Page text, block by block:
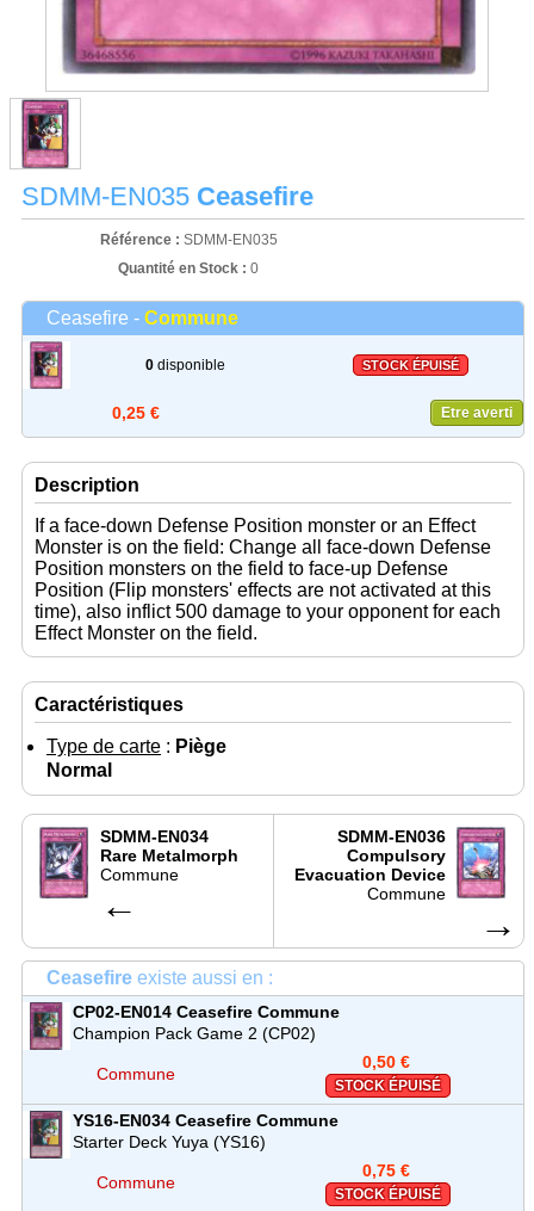
SDMM-EN035 Ceasefire
Référence : SDMM-EN035
Quantité en Stock : 0
Ceasefire - Commune
0 disponible STOCK ÉPUISÉ
0,25 € Etre averti
Description
If a face-down Defense Position monster or an Effect
Monster is on the field: Change all face-down Defense
Position monsters on the field to face-up Defense
Position (Flip monsters' effects are not activated at this
time), also inflict 500 damage to your opponent for each
Effect Monster on the field.
Caractéristiques
Type de carte : Piège
Normal
SDMM-EN034
Rare Metalmorph
Commune
←
SDMM-EN036
Compulsory
Evacuation Device
Commune
→
Ceasefire existe aussi en :
CP02-EN014 Ceasefire Commune
Champion Pack Game 2 (CP02)
Commune
0,50 €
STOCK ÉPUISÉ
YS16-EN034 Ceasefire Commune
Starter Deck Yuya (YS16)
Commune
0,75 €
STOCK ÉPUISÉ